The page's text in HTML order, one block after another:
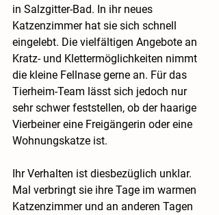
in Salzgitter-Bad. In ihr neues
Katzenzimmer hat sie sich schnell
eingelebt. Die vielfältigen Angebote an
Kratz- und Klettermöglichkeiten nimmt
die kleine Fellnase gerne an. Für das
Tierheim-Team lässt sich jedoch nur
sehr schwer feststellen, ob der haarige
Vierbeiner eine Freigängerin oder eine
Wohnungskatze ist.
Ihr Verhalten ist diesbezüglich unklar.
Mal verbringt sie ihre Tage im warmen
Katzenzimmer und an anderen Tagen